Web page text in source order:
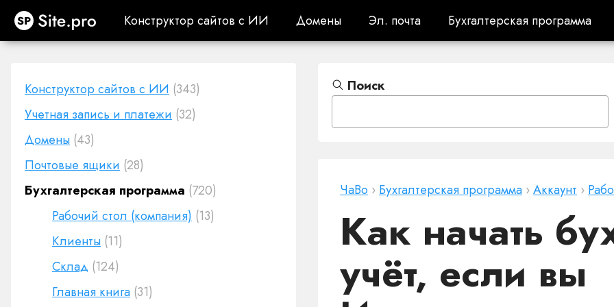
Site.pro Конструктор сайтов с ИИ
Конструктор сайтов с ИИ Домены
Домены Эл. почта
Эл. почта Бухгалтерская программа
Бухгалтерская программа
Конструктор сайтов с ИИ (343)
Учетная запись и платежи (32)
Домены (43)
Почтовые ящики (28)
Бухгалтерская программа (720)
Рабочий стол (компания) (13)
Клиенты (11)
Cклад (124)
Главная книга (31)
Поиск
ЧаВо › Бухгалтерская программа ›Аккаунт ›
Как начать
учёт, если вы